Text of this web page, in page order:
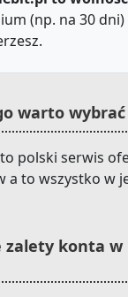
(np. na 30
warto
polski serwis
a to wszystko w
zalety konta w